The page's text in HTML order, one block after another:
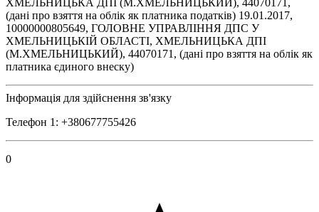
(дані про взяття на облік як платника податків) 19.01.2017,
10000000805649, ГОЛОВНЕ УПРАВЛІННЯ ДПС У
ХМЕЛЬНИЦЬКІЙ ОБЛАСТІ, ХМЕЛЬНИЦЬКА ДПІ
(М.ХМЕЛЬНИЦЬКИЙ), 44070171, (дані про взяття на облік як
платника єдиного внеску)
Інформація для здійснення зв'язку
Телефон 1: +380677755426
0